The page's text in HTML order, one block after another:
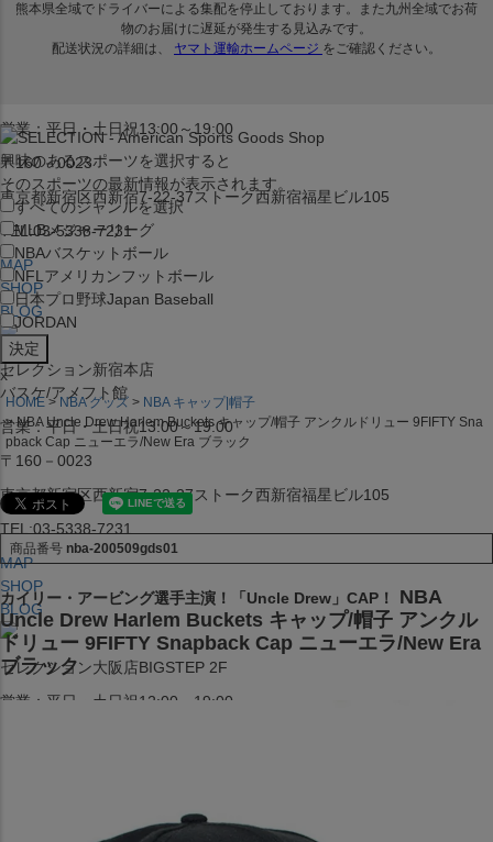
営業：平日・土日祝13:00～19:00
〒160－0023
東京都新宿区西新宿7-22-37ストーク西新宿福星ビル105
TEL:03-5338-7231
MAP
SHOP
BLOG
セレクション新宿本店
バスケ/アメフト館
営業：平日・土日祝13:00～19:00
〒160－0023
東京都新宿区西新宿7-22-37ストーク西新宿福星ビル105
TEL:03-5338-7231
MAP
SHOP
BLOG
セレクション大阪店BIGSTEP 2F
営業：平日・土日祝12:00～19:00
興味のあるスポーツを選択すると
そのスポーツの最新情報が表示されます。
すべてのジャンルを選択
MLBメジャーリーグ
NBAバスケットボール
NFL アメリカンフットボール
日本プロ野球Japan Baseball
JORDAN
x
HOME NBA グッズ
NBA キャップ|帽子
NBA Uncle Drew Harlem Buckets キャップ/帽子 アンクルドリュー 9FIFTY Sna
pback Cap ニューエラ/New Era ブラック
商品番号 nba-200509gds01
カイリー・アービング選手主演！「Uncle Drew」CAP！
NBA
Uncle Drew Harlem Buckets キャップ/帽子 アンクル
ドリュー 9FIFTY Snapback Cap ニューエラ/New Era
ブラック